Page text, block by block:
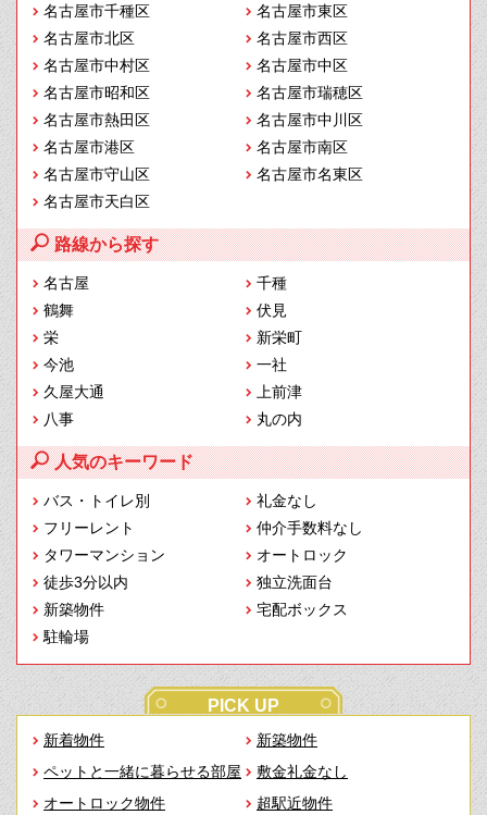
名古屋市千種区
名古屋市東区
名古屋市北区
名古屋市西区
名古屋市中村区
名古屋市中区
名古屋市昭和区
名古屋市瑞穂区
名古屋市熱田区
名古屋市中川区
名古屋市港区
名古屋市南区
名古屋市守山区
名古屋市名東区
名古屋市天白区
路線から探す
名古屋
千種
鶴舞
伏見
栄
新栄町
今池
一社
久屋大通
上前津
八事
丸の内
人気のキーワード
バス・トイレ別
礼金なし
フリーレント
仲介手数料なし
タワーマンション
オートロック
徒歩3分以内
独立洗面台
新築物件
宅配ボックス
駐輪場
PICK UP
新着物件
新築物件
ペットと一緒に暮らせる部屋
敷金礼金なし
オートロック物件
超駅近物件